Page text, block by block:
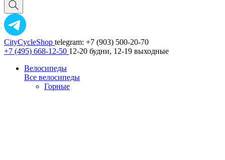
CityCycleShop telegram: +7 (903) 500-20-70
+7 (495) 668-12-50 12-20 будни, 12-19 выходные
Велосипеды
Все велосипеды
Горные